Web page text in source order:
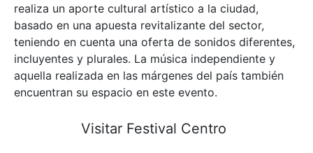
realiza un aporte cultural artístico a la ciudad,
basado en una apuesta revitalizante del sector,
teniendo en cuenta una oferta de sonidos diferentes,
incluyentes y plurales. La música independiente y
aquella realizada en las márgenes del país también
encuentran su espacio en este evento.
Visitar Festival Centro